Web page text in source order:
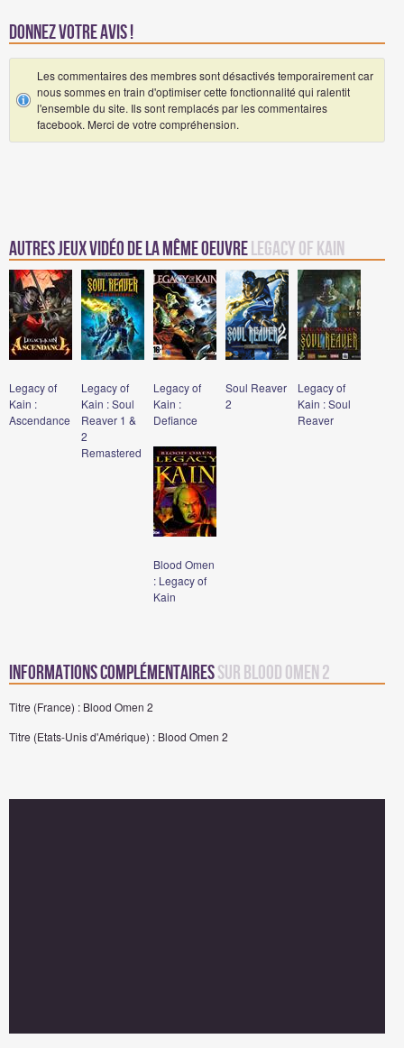
Donnez votre avis !
Les commentaires des membres sont désactivés temporairement car
nous sommes en train d'optimiser cette fonctionnalité qui ralentit
l'ensemble du site. Ils sont remplacés par les commentaires
facebook. Merci de votre compréhension.
Autres jeux vidéo de la même oeuvreLegacy of Kain
Legacy of
Kain :
Ascendance
Legacy of
Kain : Soul
Reaver 1 &
2
Remastered
Legacy of
Kain :
Defiance
Soul Reaver
2
Legacy of
Kain : Soul
Reaver
Blood Omen
: Legacy of
Kain
Informations complémentairessur Blood Omen 2
Titre (France) : Blood Omen 2
Titre (Etats-Unis d'Amérique) : Blood Omen 2